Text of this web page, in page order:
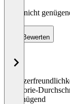
Noch nicht
Bewerten
Kategorie-
Ungenügend